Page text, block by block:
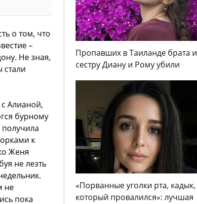
о том, что
–
Не зная,
стали
Алианой,
бурному
к
Женя
не лезть
не
пока
Пропавших в Таиланде брата и
сестру Диану и Рому убили
«Порванные уголки рта, кадык,
который провалился»: лучшая